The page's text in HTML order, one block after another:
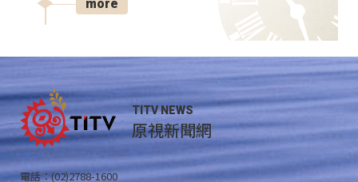
more
TITV NEWS
原視新聞網
電話：(02)2788-1600